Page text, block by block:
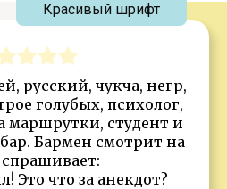
русский, чукча, негр,
голубых, психолог,
маршрутки, студент и
бар. Бармен смотрит на
Это что за анекдот?
Красивый шрифт